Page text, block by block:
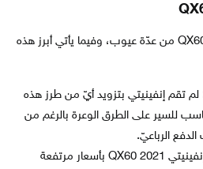
تعاني سيّارات إنفينيتي QX60 2021 من عدّة عيوب، وفيما يأتي أبرز هذه
لم تقم إنفينيتي بتزويد أيّ من طرز هذه
للسير على الطرق الوعرة بالرغم من
الرباعيّ.
يتمّ بيع إنفينيتي QX60 2021 بأسعار مرتفعة